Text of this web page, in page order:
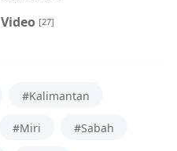
Video [27]
#Kalimantan
#Miri #Sabah